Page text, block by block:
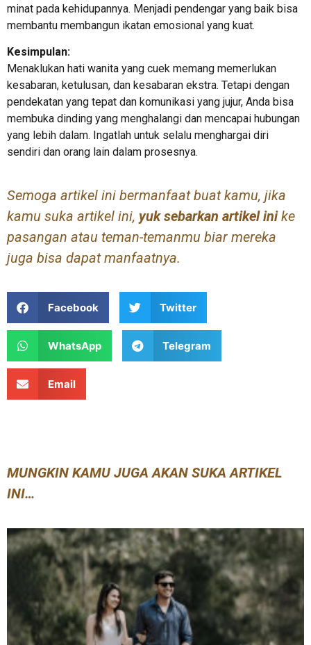
minat pada kehidupannya. Menjadi pendengar yang baik bisa
membantu membangun ikatan emosional yang kuat.
Kesimpulan:
Menaklukan hati wanita yang cuek memang memerlukan
kesabaran, ketulusan, dan kesabaran ekstra. Tetapi dengan
pendekatan yang tepat dan komunikasi yang jujur, Anda bisa
membuka dinding yang menghalangi dan mencapai hubungan
yang lebih dalam. Ingatlah untuk selalu menghargai diri
sendiri dan orang lain dalam prosesnya.
Semoga artikel ini bermanfaat buat kamu, jika
kamu suka artikel ini, yuk sebarkan artikel inike
pasangan atau teman-temanmu biar mereka
juga bisa dapat manfaatnya.
Facebook Twitter
WhatsApp Telegram
Email
MUNGKIN KAMU JUGA AKAN SUKA ARTIKEL
INI…